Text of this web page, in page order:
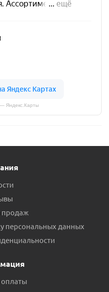
Яндекс.Карты
продаж
персональных данных